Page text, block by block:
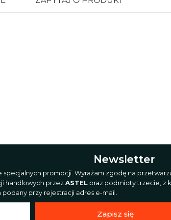
Newsletter
promocji. Wyrażam zgodę na
handlowych przezASTEL oraz podmioty trzecie, z
przy rejestracji adres e-mail.
Zapisz się